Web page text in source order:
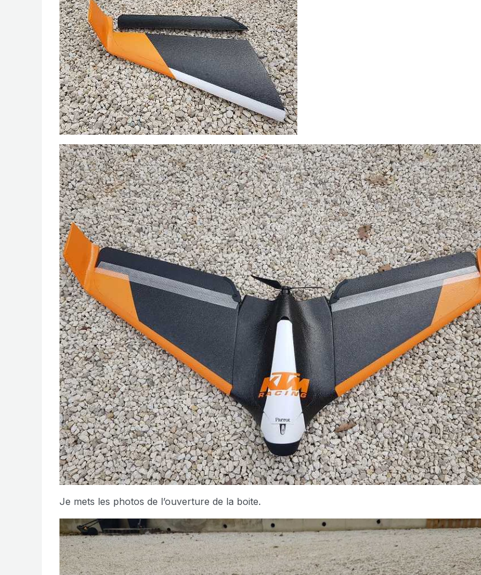
Je mets les photos de l’ouverture de la boite.